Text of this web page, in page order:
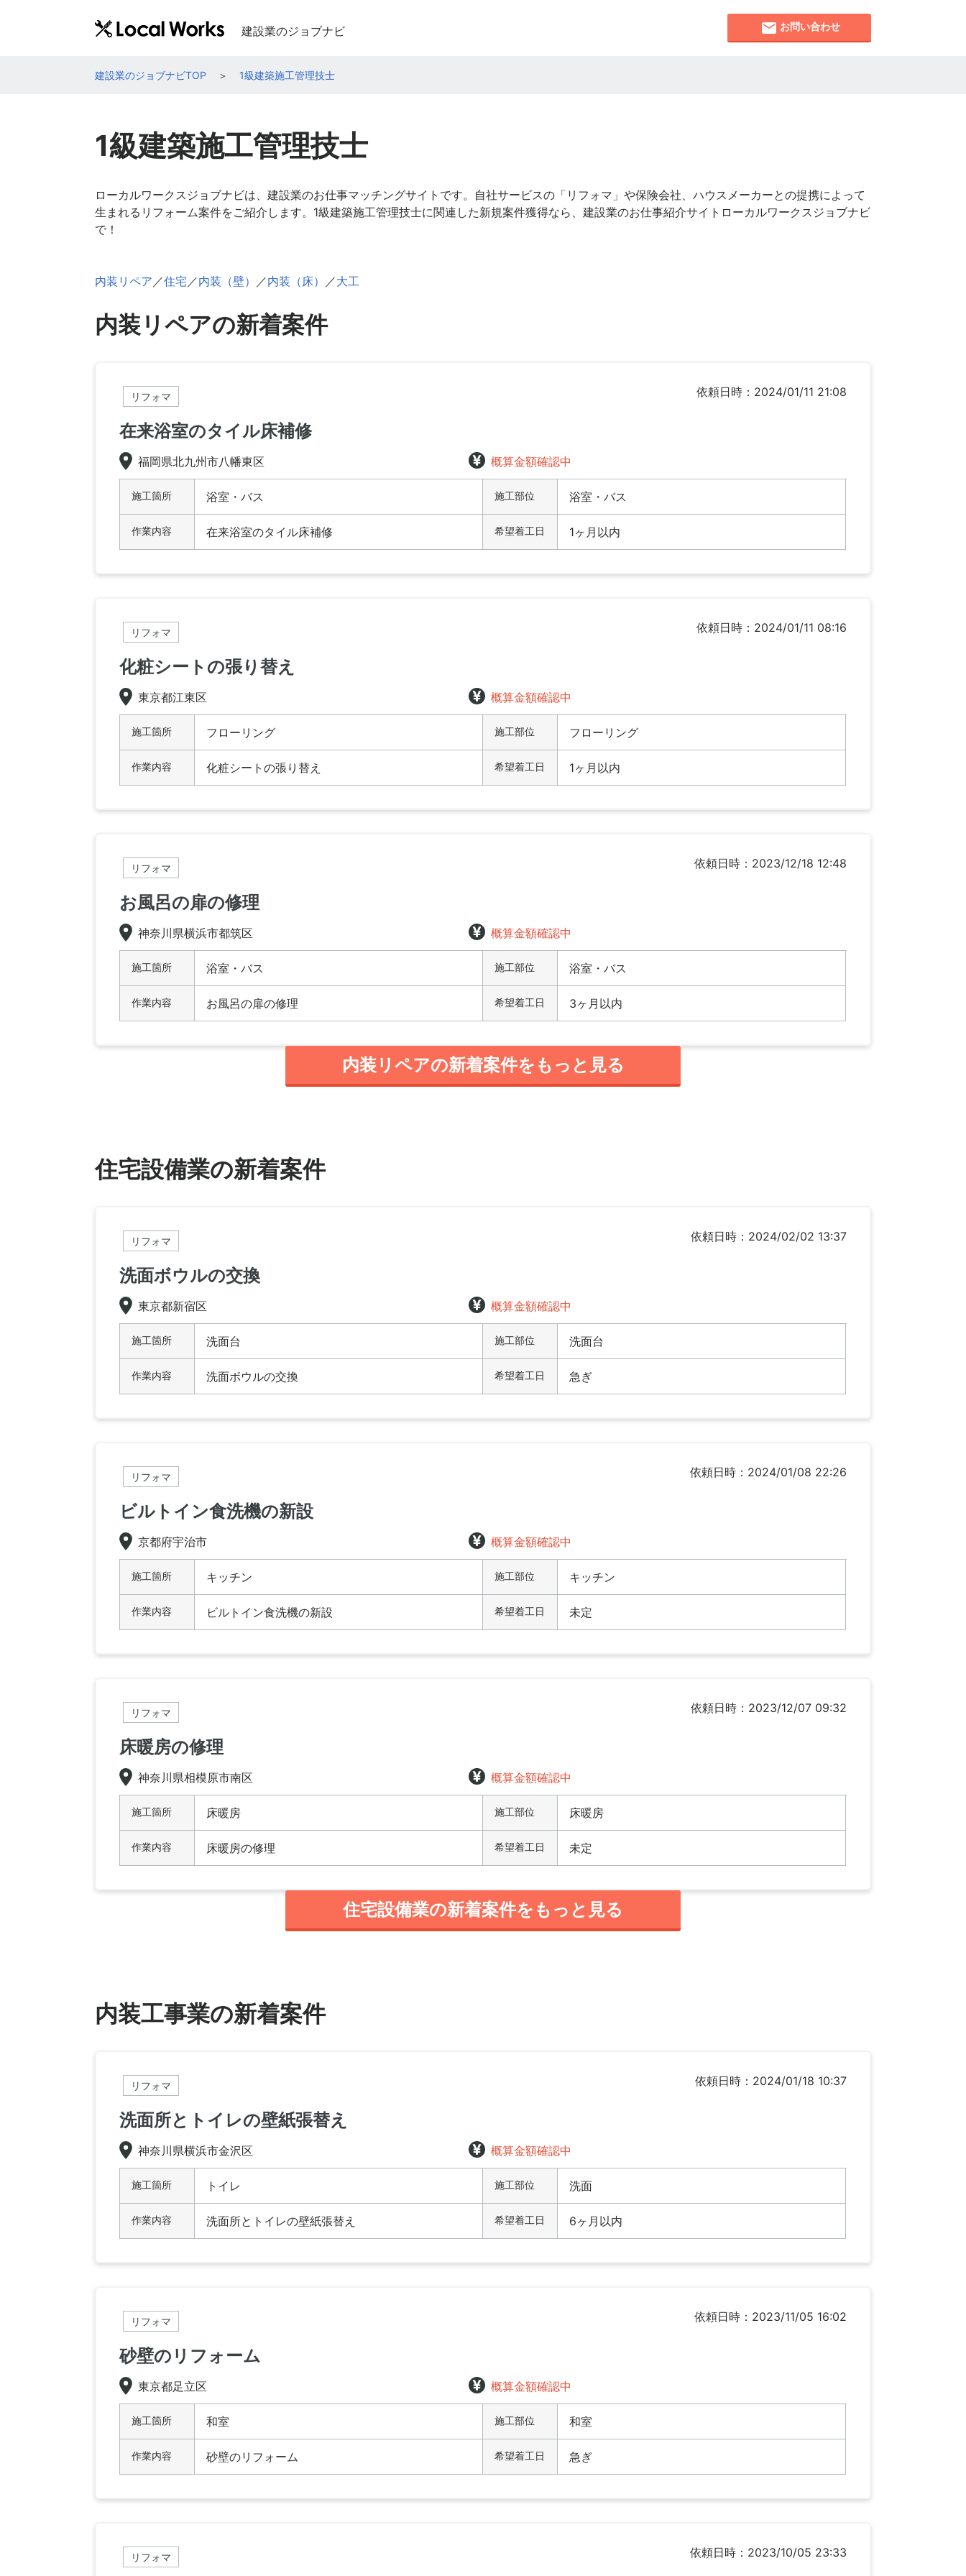
建設業のジョブナビ お問い合わせ
建設業のジョブナビTOP 1級建築施工管理技士
1級建築施工管理技士
ローカルワークスジョブナビは、建設業のお仕事マッチングサイトです。自社サービスの「リフォマ」や保険会社、ハウスメーカーとの提携によって
生まれるリフォーム案件をご紹介します。1級建築施工管理技士に関連した新規案件獲得なら、建設業のお仕事紹介サイトローカルワークスジョブナビ
で！
内装リペア ／住宅 ／内装（壁） ／内装（床） ／大工
内装リペアの新着案件
リフォマ 依頼日時：2024/01/11 21:08
在来浴室のタイル床補修
福岡県北九州市八幡東区 概算金額確認中
施工箇所 浴室・バス 施工部位 浴室・バス
作業内容 在来浴室のタイル床補修 希望着工日 1ヶ月以内
リフォマ 依頼日時：2024/01/11 08:16
化粧シートの張り替え
東京都江東区 概算金額確認中
施工箇所 フローリング 施工部位 フローリング
作業内容 化粧シートの張り替え 希望着工日 1ヶ月以内
リフォマ 依頼日時：2023/12/18 12:48
お風呂の扉の修理
神奈川県横浜市都筑区 概算金額確認中
施工箇所 浴室・バス 施工部位 浴室・バス
作業内容 お風呂の扉の修理 希望着工日 3ヶ月以内
内装リペアの新着案件をもっと見る
住宅設備業の新着案件
リフォマ 依頼日時：2024/02/02 13:37
洗面ボウルの交換
東京都新宿区 概算金額確認中
施工箇所 洗面台 施工部位 洗面台
作業内容 洗面ボウルの交換 希望着工日 急ぎ
リフォマ 依頼日時：2024/01/08 22:26
ビルトイン食洗機の新設
京都府宇治市 概算金額確認中
施工箇所 キッチン 施工部位 キッチン
作業内容 ビルトイン食洗機の新設 希望着工日 未定
リフォマ 依頼日時：2023/12/07 09:32
床暖房の修理
神奈川県相模原市南区 概算金額確認中
施工箇所 床暖房 施工部位 床暖房
作業内容 床暖房の修理 希望着工日 未定
住宅設備業の新着案件をもっと見る
内装工事業の新着案件
リフォマ 依頼日時：2024/01/18 10:37
洗面所とトイレの壁紙張替え
神奈川県横浜市金沢区 概算金額確認中
施工箇所 トイレ 施工部位 洗面
作業内容 洗面所とトイレの壁紙張替え 希望着工日 6ヶ月以内
リフォマ 依頼日時：2023/11/05 16:02
砂壁のリフォーム
東京都足立区 概算金額確認中
施工箇所 和室 施工部位 和室
作業内容 砂壁のリフォーム 希望着工日 急ぎ
リフォマ 依頼日時：2023/10/05 23:33